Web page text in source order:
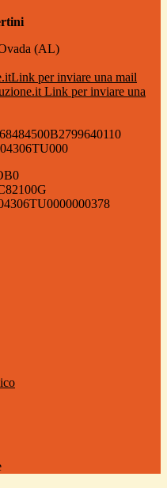
(AL)
Link per inviare una mail
Link per inviare una